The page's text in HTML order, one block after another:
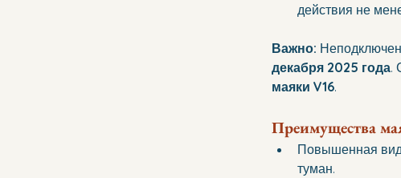
действия не
Важно:
декабря 2025 года.
маяки V16.
Преимущества
Повышенная
туман.